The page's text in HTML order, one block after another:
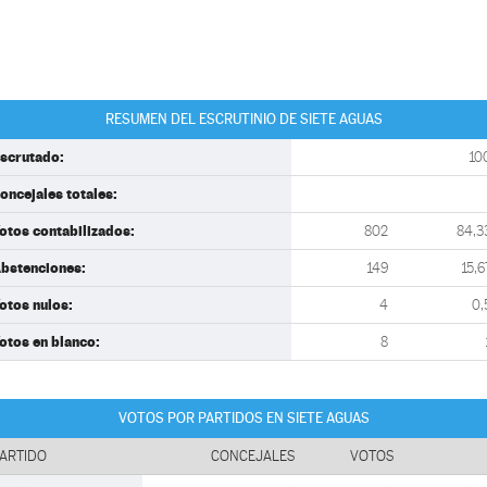
RESUMEN DEL ESCRUTINIO DE SIETE AGUAS
totales:
contabilizados: 802
149
nulos: 4
en blanco: 8
VOTOS POR PARTIDOS EN SIETE AGUAS
CONCEJALES VOTOS